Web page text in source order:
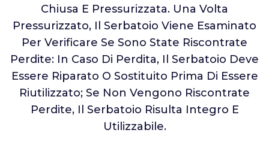
Chiusa E Pressurizzata. Una Volta
Pressurizzato, Il Serbatoio Viene Esaminato
Per Verificare Se Sono State Riscontrate
Perdite: In Caso Di Perdita, Il Serbatoio Deve
Essere Riparato O Sostituito Prima Di Essere
Riutilizzato; Se Non Vengono Riscontrate
Perdite, Il Serbatoio Risulta Integro E
Utilizzabile.